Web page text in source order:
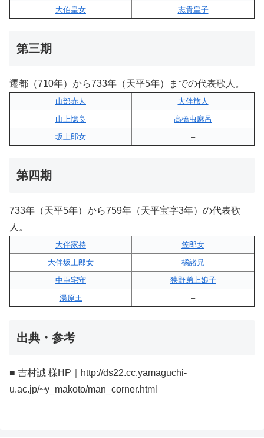
大伯皇女
志貴皇子
第三期
遷都（710年）から733年（天平5年）までの代表歌人。
山部赤人
大伴旅人
山上憶良
高橋虫麻呂
坂上郎女
–
第四期
733年（天平5年）から759年（天平宝字3年）の代表歌
人。
大伴家持
笠郎女
大伴坂上郎女
橘諸兄
中臣宅守
狭野弟上娘子
湯原王
–
出典・参考
■ 吉村誠 様HP｜http://ds22.cc.yamaguchi-
u.ac.jp/~y_makoto/man_corner.html